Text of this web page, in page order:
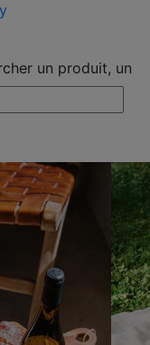
un produit, un